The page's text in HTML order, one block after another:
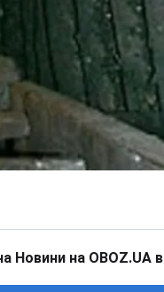
Новини на OBOZ.UA в